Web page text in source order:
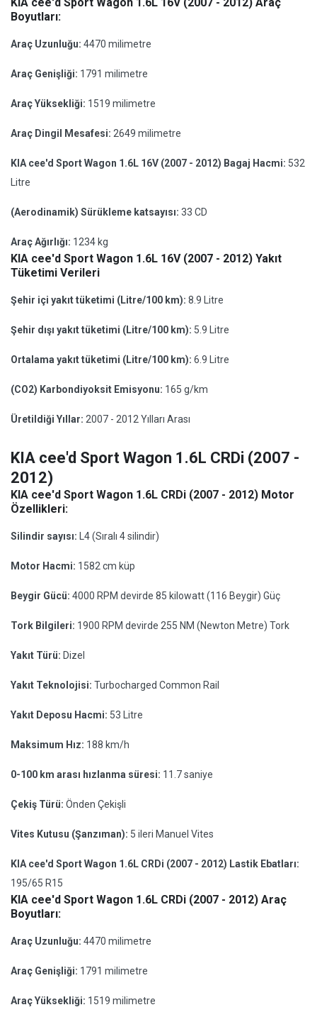
Boyutları:
Araç Uzunluğu: 4470 milimetre
Araç Genişliği: 1791 milimetre
Araç Yüksekliği: 1519 milimetre
Araç Dingil Mesafesi: 2649 milimetre
KIA cee'd Sport Wagon 1.6L 16V (2007 - 2012) Bagaj Hacmi: 532
Litre
(Aerodinamik) Sürükleme katsayısı: 33 CD
Araç Ağırlığı: 1234 kg
KIA cee'd Sport Wagon 1.6L 16V (2007 - 2012) Yakıt
Tüketimi Verileri
Şehir içi yakıt tüketimi (Litre/100 km): 8.9 Litre
Şehir dışı yakıt tüketimi (Litre/100 km): 5.9 Litre
Ortalama yakıt tüketimi (Litre/100 km): 6.9 Litre
(CO2) Karbondiyoksit Emisyonu: 165 g/km
Üretildiği Yıllar: 2007 - 2012 Yılları Arası
KIA cee'd Sport Wagon 1.6L CRDi (2007 -
2012)
KIA cee'd Sport Wagon 1.6L CRDi (2007 - 2012) Motor
Özellikleri:
Silindir sayısı: L4 (Sıralı 4 silindir)
Motor Hacmi: 1582 cm küp
Beygir Gücü: 4000 RPM devirde 85 kilowatt (116 Beygir) Güç
Tork Bilgileri: 1900 RPM devirde 255 NM (Newton Metre) Tork
Yakıt Türü: Dizel
Yakıt Teknolojisi: Turbocharged Common Rail
Yakıt Deposu Hacmi: 53 Litre
Maksimum Hız: 188 km/h
0-100 km arası hızlanma süresi: 11.7 saniye
Çekiş Türü: Önden Çekişli
Vites Kutusu (Şanzıman): 5 ileri Manuel Vites
KIA cee'd Sport Wagon 1.6L CRDi (2007 - 2012) Lastik Ebatları:
195/65 R15
KIA cee'd Sport Wagon 1.6L CRDi (2007 - 2012) Araç
Boyutları:
Araç Uzunluğu: 4470 milimetre
Araç Genişliği: 1791 milimetre
Araç Yüksekliği: 1519 milimetre